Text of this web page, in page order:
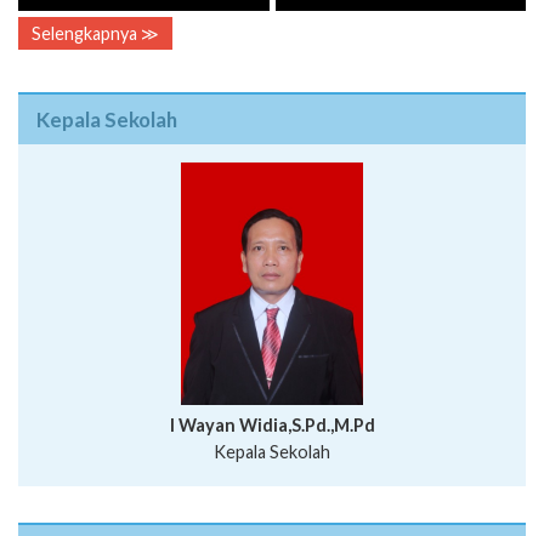
Selengkapnya ≫
Kepala Sekolah
I Wayan Widia,S.Pd.,M.Pd
Kepala Sekolah